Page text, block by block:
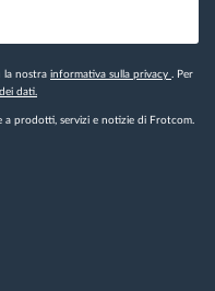
la nostra informativa sulla privacy
. Per
dati.
a prodotti, servizi e notizie di Frotcom.